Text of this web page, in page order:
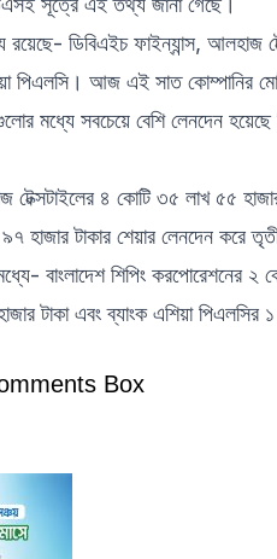
রয়েছে- ডিবিএইচ ফাইন্যান্স, আলহাজ
পিএলসি। আজ এই সাত কোম্পানির
মধ্যে সবচেয়ে বেশি লেনদেন
টেক্সটাইলের ৪ কোটি ৩৫ লাখ ৫৫
টাকার শেয়ার লেনদেন করে
বাংলাদেশ শিপিং করপোরেশনের ২
টাকা এবং ব্যাংক এশিয়া পিএলসির
Box